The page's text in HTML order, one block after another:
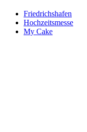
Friedrichshafen
Hochzeitsmesse
My Cake